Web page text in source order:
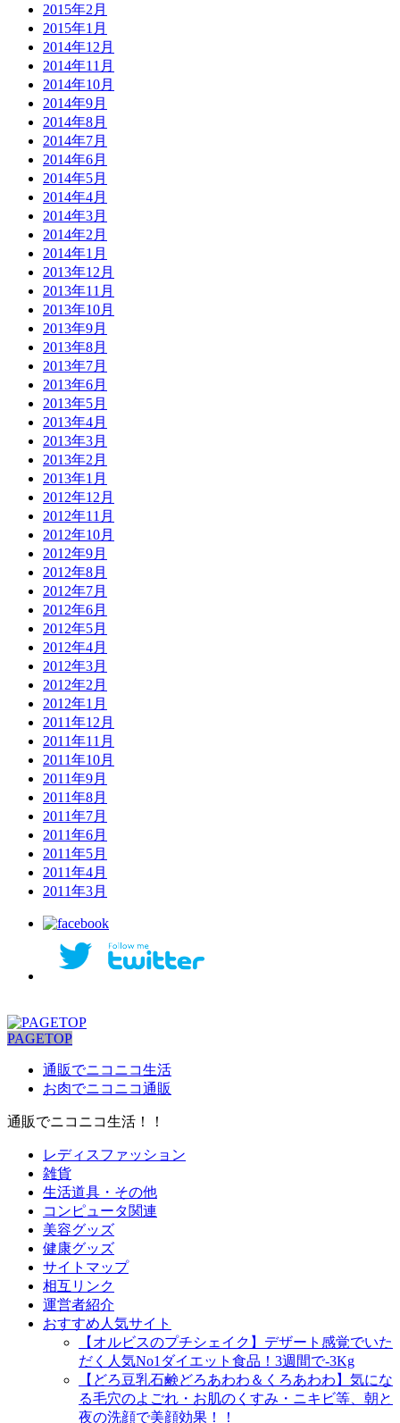
2015年2月
2015年1月
2014年12月
2014年11月
2014年10月
2014年9月
2014年8月
2014年7月
2014年6月
2014年5月
2014年4月
2014年3月
2014年2月
2014年1月
2013年12月
2013年11月
2013年10月
2013年9月
2013年8月
2013年7月
2013年6月
2013年5月
2013年4月
2013年3月
2013年2月
2013年1月
2012年12月
2012年11月
2012年10月
2012年9月
2012年8月
2012年7月
2012年6月
2012年5月
2012年4月
2012年3月
2012年2月
2012年1月
2011年12月
2011年11月
2011年10月
2011年9月
2011年8月
2011年7月
2011年6月
2011年5月
2011年4月
2011年3月
PAGETOP
通販でニコニコ生活
お肉でニコニコ通販
通販でニコニコ生活！！
レディスファッション
雑貨
生活道具・その他
コンピュータ関連
美容グッズ
健康グッズ
サイトマップ
相互リンク
運営者紹介
おすすめ人気サイト
【オルビスのプチシェイク】デザート感覚でいた
だく人気No1ダイエット食品！3週間で-3Kg
【どろ豆乳石鹸どろあわわ＆くろあわわ】気にな
る毛穴のよごれ・お肌のくすみ・ニキビ等、朝と
夜の洗顔で美顔効果！！